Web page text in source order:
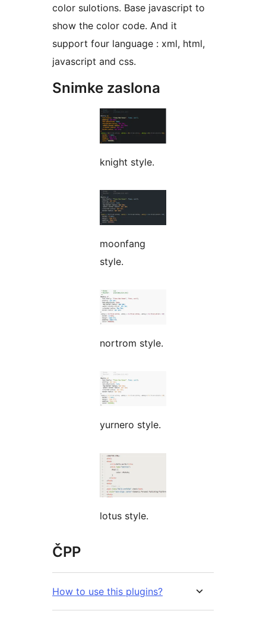
color sulotions. Base javascript to
show the color code. And it
support four language : xml, html,
javascript and css.
Snimke zaslona
knight style.
moonfang
style.
nortrom style.
yurnero style.
lotus style.
ČPP
How to use this plugins?